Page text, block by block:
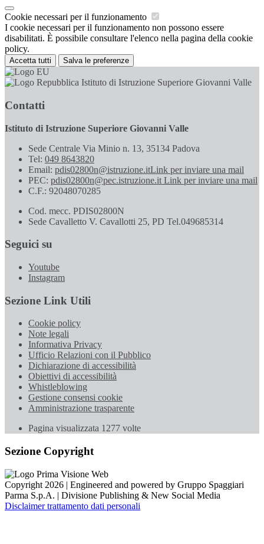
Cookie necessari per il funzionamento
I cookie necessari per il funzionamento non possono essere
disabilitati. È possibile consultare l'elenco nella pagina della cookie
policy.
Accetta tutti Salva le preferenze
Istituto di Istruzione Superiore Giovanni Valle
Contatti
Istituto di Istruzione Superiore Giovanni Valle
Sede Centrale Via Minio n. 13, 35134 Padova
Tel: 049 8643820
Email: pdis02800n@istruzione.itLink per inviare una mail
PEC: pdis02800n@pec.istruzione.it Link per inviare una mail
C.F.: 92048070285
Cod. mecc. PDIS02800N
Sede Cavalletto V. Cavallotti 25, PD Tel.049685314
Seguici su
Youtube
Instagram
Sezione Link Utili
Cookie policy
Note legali
Informativa Privacy
Ufficio Relazioni con il Pubblico
Dichiarazione di accessibilità
Obiettivi di accessibilità
Whistleblowing
Gestione consensi cookie
Amministrazione trasparente
Pagina visualizzata 1277 volte
Sezione Copyright
Copyright 2026 | Engineered and powered by Gruppo Spaggiari
Parma S.p.A. | Divisione Publishing & New Social Media
Disclaimer trattamento dati personali